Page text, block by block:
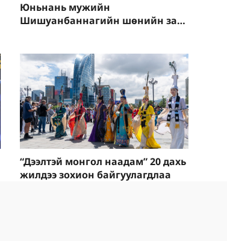
Юньнань мужийн
Шишуанбаннагийн шөнийн зах
“Дээлтэй монгол наадам” 20 дахь
жилдээ зохион байгуулагдлаа